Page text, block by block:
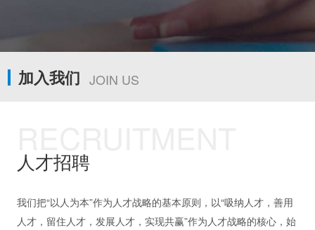
加入我们 JOIN US
人才招聘
我们把“以人为本”作为人才战略的基本原则，以“吸纳人才，善用
人才，留住人才，发展人才，实现共赢”作为人才战略的核心，始